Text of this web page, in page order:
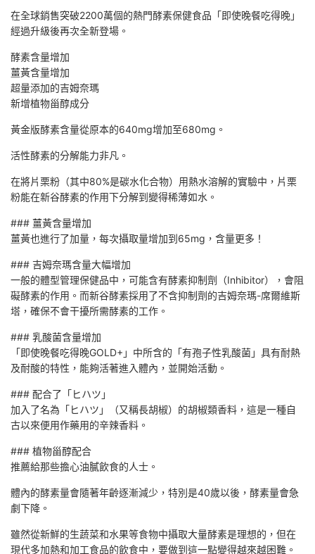
在全球銷售突破2200萬個的熱門酵素保健食品「即使晚餐吃得晚」
經過升級後再次全新登場。
酵素含量增加
薑黃含量增加
超量添加的吉姆奈瑪
新增植物甾醇成分
黃金版酵素含量從原本的640mg增加至680mg。
活性酵素的分解能力非凡。
在將片栗粉（其中80%是碳水化合物）用熱水溶解的實驗中，片栗
粉能在新谷酵素的作用下分解到變得稀薄如水。
### 薑黃含量增加
薑黃也進行了加量，每次攝取量增加到65mg，含量更多！
### 吉姆奈瑪含量大幅增加
一般的體型管理保健品中，可能含有酵素抑制劑（Inhibitor），會阻
礙酵素的作用。而新谷酵素採用了不含抑制劑的吉姆奈瑪-席爾維斯
塔，確保不會干擾所需酵素的工作。
### 乳酸菌含量增加
「即使晚餐吃得晚GOLD+」中所含的「有孢子性乳酸菌」具有耐熱
及耐酸的特性，能夠活著進入體內，並開始活動。
### 配合了「ヒハツ」
加入了名為「ヒハツ」（又稱長胡椒）的胡椒類香料，這是一種自
古以來便用作藥用的辛辣香料。
### 植物甾醇配合
推薦給那些擔心油膩飲食的人士。
體內的酵素量會隨著年齡逐漸減少，特別是40歲以後，酵素量會急
劇下降。
雖然從新鮮的生蔬菜和水果等食物中攝取大量酵素是理想的，但在
現代多加熱和加工食品的飲食中，要做到這一點變得越來越困難。